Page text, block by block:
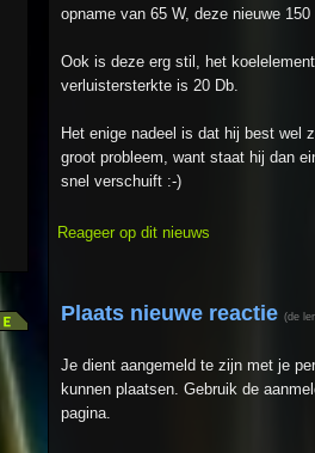
opname van 65 W, deze nieuwe 150
Ook is deze erg stil, het
verluistersterkte is 20 Db.
Het enige nadeel is dat hij best wel
groot probleem, want staat hij dan
snel verschuift :-)
Reageer op dit nieuws
Plaats nieuwe reactie (de
Je dient aangemeld te zijn met je
kunnen plaatsen. Gebruik de
pagina.